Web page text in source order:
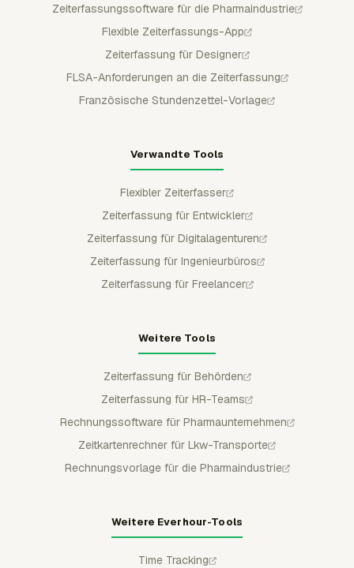
Zeiterfassungssoftware für die Pharmaindustrie
Flexible Zeiterfassungs-App
Zeiterfassung für Designer
FLSA-Anforderungen an die Zeiterfassung
Französische Stundenzettel-Vorlage
Verwandte Tools
Flexibler Zeiterfasser
Zeiterfassung für Entwickler
Zeiterfassung für Digitalagenturen
Zeiterfassung für Ingenieurbüros
Zeiterfassung für Freelancer
Weitere Tools
Zeiterfassung für Behörden
Zeiterfassung für HR-Teams
Rechnungssoftware für Pharmaunternehmen
Zeitkartenrechner für Lkw-Transporte
Rechnungsvorlage für die Pharmaindustrie
Weitere Everhour-Tools
Time Tracking